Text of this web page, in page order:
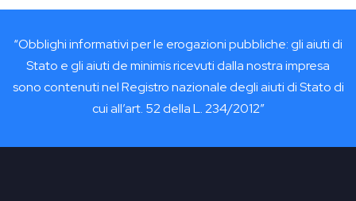
“Obblighi informativi per le erogazioni pubbliche: gli aiuti di
Stato e gli aiuti de minimis ricevuti dalla nostra impresa
sono contenuti nel Registro nazionale degli aiuti di Stato di
cui all’art. 52 della L. 234/2012”